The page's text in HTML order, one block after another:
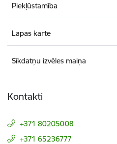
Piekļūstamība
Lapas karte
Sīkdatņu izvēles maiņa
Kontakti
+371 80205008
+371 65236777